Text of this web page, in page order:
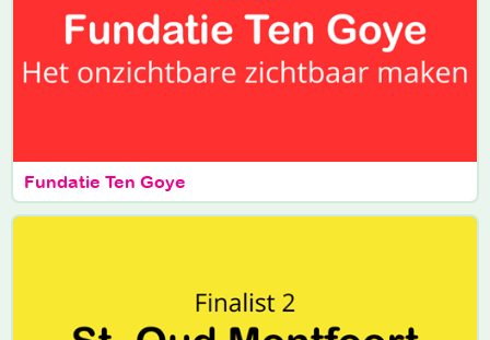
Fundatie Ten Goye